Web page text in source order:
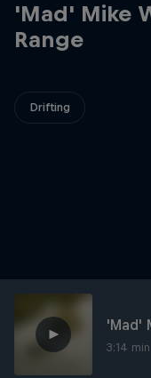
'Mad' Mike
Range
Drifting
'Mad'
3:14 min